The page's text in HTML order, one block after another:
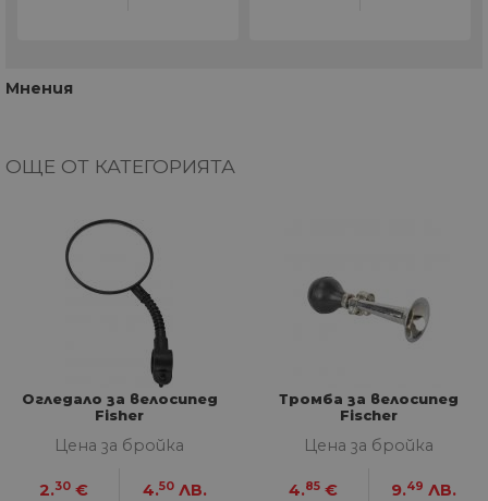
Мнения
ОЩЕ ОТ КАТЕГОРИЯТА
Огледало за велосипед
Fisher
Цена за бройка
2.30 € 4.50 ЛВ.
Тромба за велосипед
Fischer
Цена за бройка
4.85 € 9.49 ЛВ.